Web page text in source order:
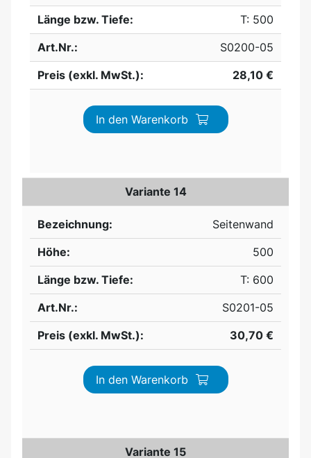
Länge bzw. Tiefe:
T: 500
Art.Nr.:
S0200-05
Preis (exkl. MwSt.):
28,10 €
In den Warenkorb
Variante 14
Bezeichnung:
Seitenwand
Höhe:
500
Länge bzw. Tiefe:
T: 600
Art.Nr.:
S0201-05
Preis (exkl. MwSt.):
30,70 €
In den Warenkorb
Variante 15